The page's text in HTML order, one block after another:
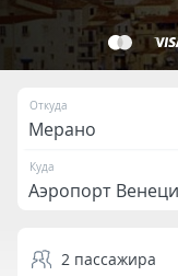
Откуда
Куда
2 пассажира